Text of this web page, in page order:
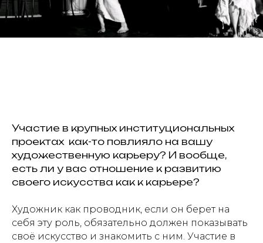
Участие в крупных институциональных
проектах как-то повлияло на вашу
художественную карьеру? И вообще,
есть ли у вас отношение к развитию
своего искусства как к карьере?
Художник как проводник, если он берет на
себя эту роль, обязательно должен показывать
своё искусство и знакомить с ним. Участие в